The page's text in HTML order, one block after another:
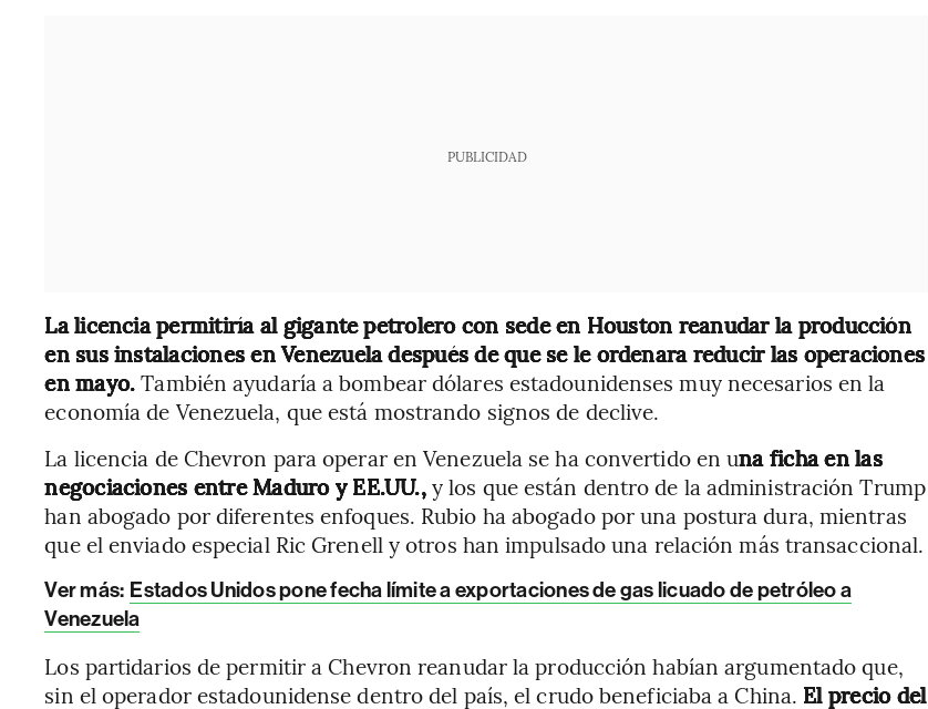
PUBLICIDAD
La licencia permitiría al gigante petrolero con sede en Houston reanudar la producción
en sus instalaciones en Venezuela después de que se le ordenara reducir las operaciones
en mayo.También ayudaría a bombear dólares estadounidenses muy necesarios en la
economía de Venezuela, que está mostrando signos de declive.
La licencia de Chevron para operar en Venezuela se ha convertido en una ficha en las
negociaciones entre Maduro y EE.UU.,y los que están dentro de la administración Trump
han abogado por diferentes enfoques. Rubio ha abogado por una postura dura, mientras
que el enviado especial Ric Grenell y otros han impulsado una relación más transaccional.
Ver más: Estados Unidos pone fecha límite a exportaciones de gas licuado de petróleo a
Venezuela
Los partidarios de permitir a Chevron reanudar la producción habían argumentado que,
sin el operador estadounidense dentro del país, el crudo beneficiaba a China. El precio del